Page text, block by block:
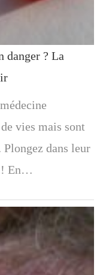
danger ? La
vies mais sont
dans leur
! En…